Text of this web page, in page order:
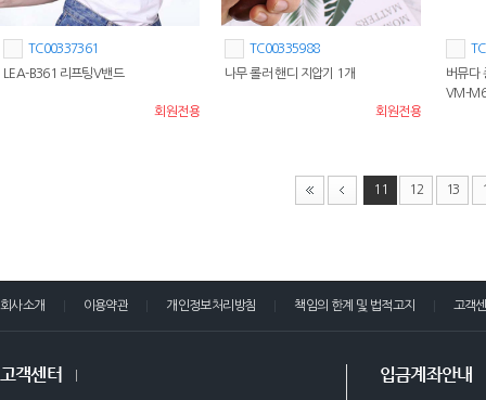
TC00337361
LEA-B361 리프팅V밴드
회원전용
TC00335988
나무 롤러 핸디 지압기 1개
회원전용
버뮤다
VM-
11 12 13
회사소개 이용약관 개인정보처리방침 책임의 한계 및 법적고지 고객
고객센터 입금계좌안내